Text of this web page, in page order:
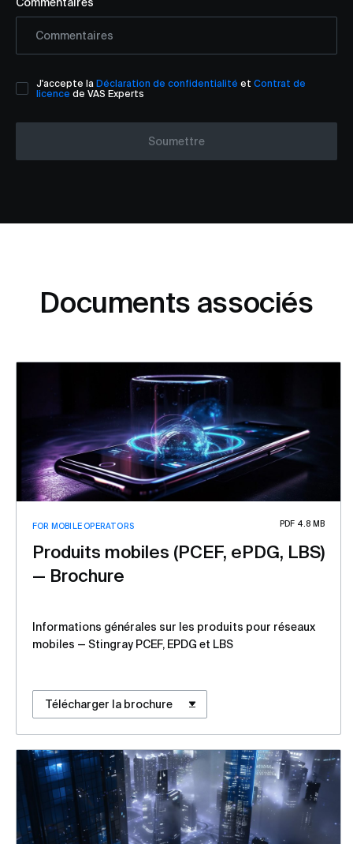
J'accepte la Déclaration de confidentialité et Contrat de
licence de VAS Experts
Soumettre
Documents associés
FOR MOBILE OPERATORS PDF 4.8 MB
Produits mobiles (PCEF, ePDG, LBS)
— Brochure
Informations générales sur les produits pour réseaux
mobiles — Stingray PCEF, EPDG et LBS
Télécharger la brochure